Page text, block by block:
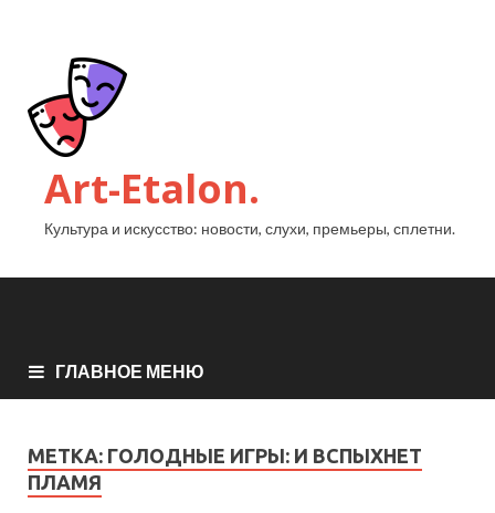
Art-Etalon.
Культура и искусство: новости, слухи, премьеры, сплетни.
ГЛАВНОЕ МЕНЮ
МЕТКА: ГОЛОДНЫЕ ИГРЫ: И ВСПЫХНЕТ
ПЛАМЯ